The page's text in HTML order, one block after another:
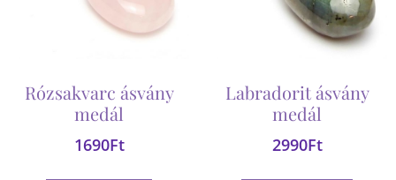
Rózsakvarc ásvány
medál
1690Ft
Labradorit ásvány
medál
2990Ft